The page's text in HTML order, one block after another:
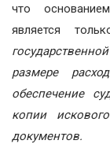
что
является
размере
обеспечение
копии
документов.